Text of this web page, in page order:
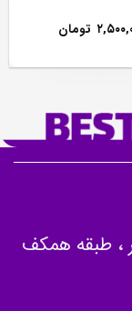
تومان
، طبقه همکف